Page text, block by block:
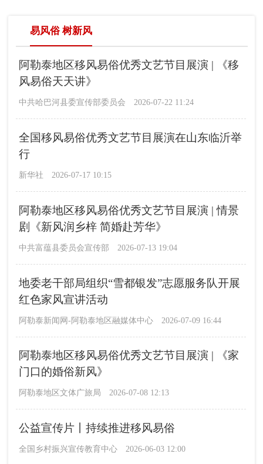
易风俗 树新风
阿勒泰地区移风易俗优秀文艺节目展演 | 《移
风易俗天天讲》
中共哈巴河县委宣传部委员会 2026-07-22 11:24
全国移风易俗优秀文艺节目展演在山东临沂举
行
新华社 2026-07-17 10:15
阿勒泰地区移风易俗优秀文艺节目展演 | 情景
剧《新风润乡梓 简婚赴芳华》
中共富蕴县委员会宣传部 2026-07-13 19:04
地委老干部局组织“雪都银发”志愿服务队开展
红色家风宣讲活动
阿勒泰新闻网-阿勒泰地区融媒体中心 2026-07-09 16:44
阿勒泰地区移风易俗优秀文艺节目展演 | 《家
门口的婚俗新风》
阿勒泰地区文体广旅局 2026-07-08 12:13
公益宣传片丨持续推进移风易俗
全国乡村振兴宣传教育中心 2026-06-03 12:00